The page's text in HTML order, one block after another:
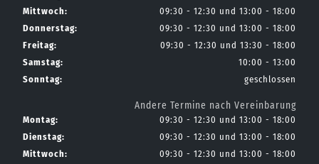
Mittwoch:
09:30 - 12:30 und 13:00 - 18:00
Donnerstag:
09:30 - 12:30 und 13:00 - 18:00
Freitag:
09:30 - 12:30 und 13:30 - 18:00
Samstag:
10:00 - 13:00
Sonntag:
geschlossen
Andere Termine nach Vereinbarung
Montag:
09:30 - 12:30 und 13:00 - 18:00
Dienstag:
09:30 - 12:30 und 13:00 - 18:00
Mittwoch:
09:30 - 12:30 und 13:00 - 18:00